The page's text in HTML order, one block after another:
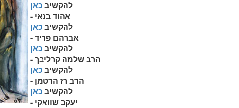
להקשיב כאן
- אהוד בנאי
להקשיב כאן
- אברהם פריד
להקשיב כאן
- הרב שלמה קרליבך
להקשיב כאן
- הרב רז הרטמן
להקשיב כאן
- יעקב שוואקי